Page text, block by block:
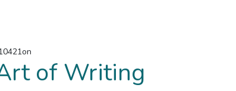
of Writing